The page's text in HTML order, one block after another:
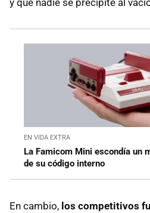
EN VIDA EXTRA
La Famicom Mini escondía un
de su código interno
En cambio, los competitivos